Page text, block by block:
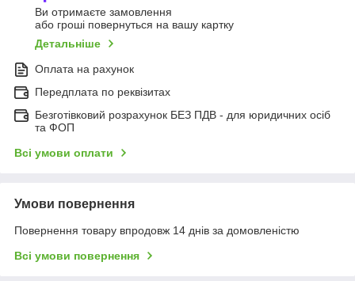
Ви отримаєте замовлення
або гроші повернуться на вашу картку
Детальніше
Оплата на рахунок
Передплата по реквізитах
Безготівковий розрахунок БЕЗ ПДВ - для юридичних осіб
та ФОП
Всі умови оплати
Умови повернення
Повернення товару впродовж 14 днів за домовленістю
Всі умови повернення